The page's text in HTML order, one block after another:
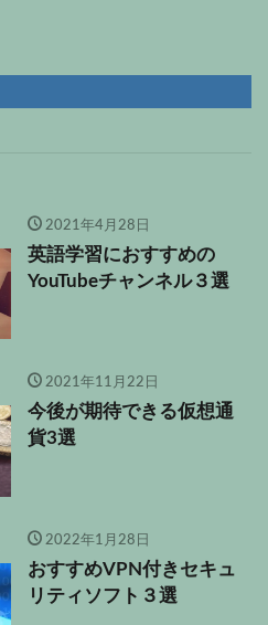
2021年4月28日
英語学習におすすめの
YouTubeチャンネル３選
2021年11月22日
今後が期待できる仮想通
貨3選
2022年1月28日
おすすめVPN付きセキュ
リティソフト３選